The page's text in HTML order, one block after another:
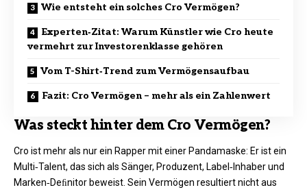
Wie entsteht ein solches Cro Vermögen?
Experten‑Zitat: Warum Künstler wie Cro heute
vermehrt zur Investorenklasse gehören
Vom T-Shirt‑Trend zum Vermögensaufbau
Fazit: Cro Vermögen – mehr als ein Zahlenwert
Was steckt hinter dem Cro Vermögen?
Cro ist mehr als nur ein Rapper mit einer Pandamaske: Er ist ein
Multi‑Talent, das sich als Sänger, Produzent, Label‑Inhaber und
Marken‑Deﬁnitor beweist. Sein Vermögen resultiert nicht aus